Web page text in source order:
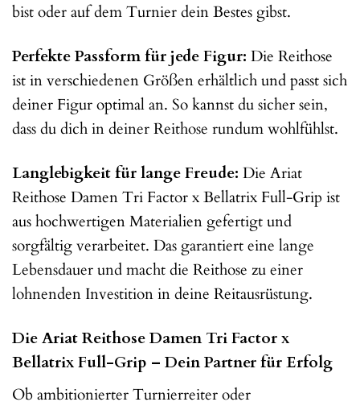
bist oder auf dem Turnier dein Bestes gibst.
Perfekte Passform für jede Figur: Die Reithose
ist in verschiedenen Größen erhältlich und passt sich
deiner Figur optimal an. So kannst du sicher sein,
dass du dich in deiner Reithose rundum wohlfühlst.
Langlebigkeit für lange Freude: Die Ariat
Reithose Damen Tri Factor x Bellatrix Full-Grip ist
aus hochwertigen Materialien gefertigt und
sorgfältig verarbeitet. Das garantiert eine lange
Lebensdauer und macht die Reithose zu einer
lohnenden Investition in deine Reitausrüstung.
Die Ariat Reithose Damen Tri Factor x
Bellatrix Full-Grip – Dein Partner für Erfolg
Ob ambitionierter Turnierreiter oder